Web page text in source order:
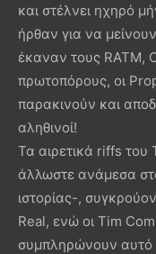
και στέλνει ηχηρό
ήρθαν για να
έκαναν τους RATM,
πρωτοπόρους, οι
παρακινούν και
αληθινοί!
Τα αιρετικά riffs
άλλωστε ανάμεσα
ιστορίας-,
Real, ενώ οι Tim
συμπληρώνουν αυτό